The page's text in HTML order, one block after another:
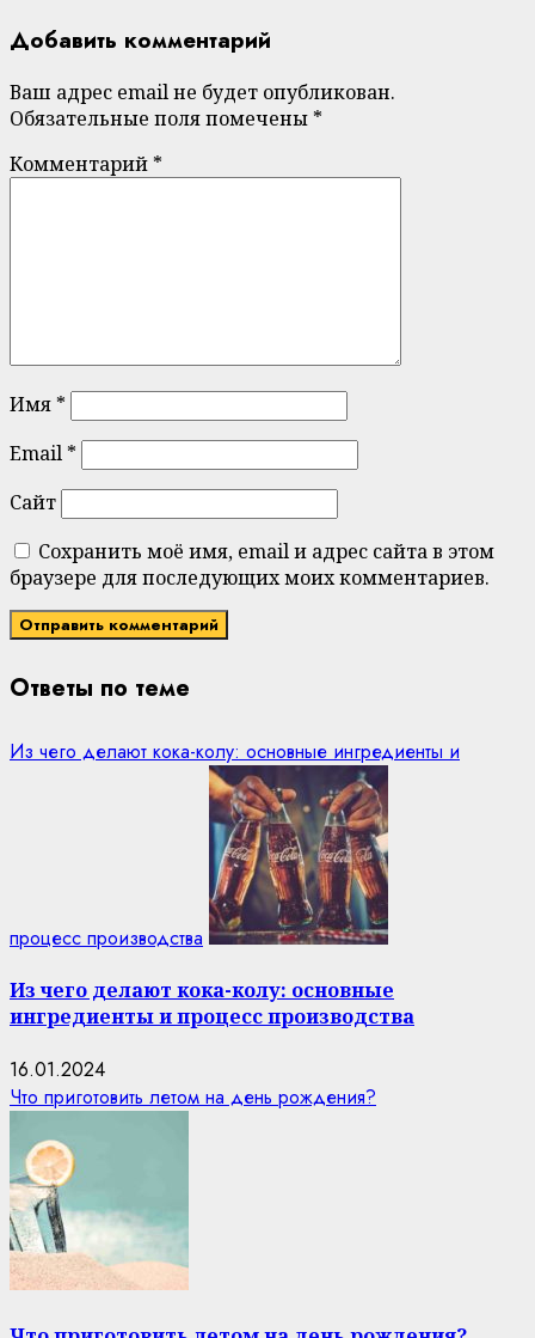
Добавить комментарий
Ваш адрес email не будет опубликован.
Обязательные поля помечены *
Комментарий *
Имя *
Email *
Сайт
Сохранить моё имя, email и адрес сайта в этом
браузере для последующих моих комментариев.
Ответы по теме
Из чего делают кока-колу: основные ингредиенты и
процесс производства
Из чего делают кока-колу: основные
ингредиенты и процесс производства
16.01.2024
Что приготовить летом на день рождения?